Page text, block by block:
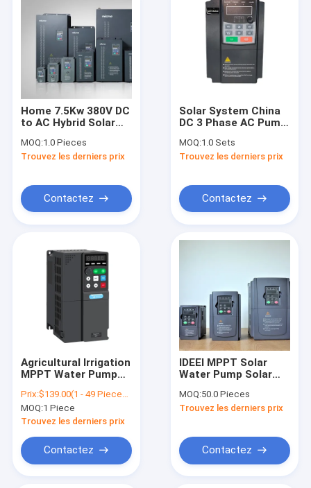
Produits
A propos de nous
Contact
Invertisseur à fréquence variable
Inverseur basse fréquence
inverseur monophasé
Home 7.5Kw 380V DC
to AC Hybrid Solar
without Battery for
Submersible and
MOQ:1.0 Pieces
Trouvez les derniers prix
Contactez
Solar System China
DC 3 Phase AC Pump
Sun Solar Power
Inverter 1.5kw 2.2kw
MOQ:1.0 Sets
Trouvez les derniers prix
Contactez
Agricultural Irrigation
MPPT Water Pump
Phase 380V 4Kw
Solar Inverter For
Submersible Pump
Prix:$139.00(1 - 49 Pieces) $135.00(50 - 199 Pieces) $119.00(>=200 Pieces)
MOQ:1 Piece
Trouvez les derniers prix
Contactez
IDEEI MPPT Solar
Water Pump Solar
DC Input 900V 55KW
GD200-PV Solar
For Irrigation AC
Drive VFD
MOQ:50.0 Pieces
Trouvez les derniers prix
Contactez